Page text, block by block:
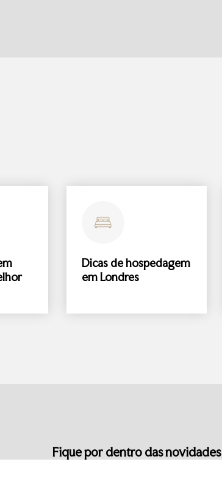
Dicas de hospedagem
em Londres
Fique por dentro das novidades